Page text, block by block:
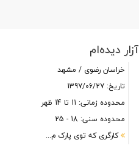
آزار دیده‌ام
خراسان رضوی / مشهد
تاریخ: 1397/06/27
محدوده زمانی: 11 تا 14 ظهر
محدوده سنی: 18 - 25
کارگری که توی پارک م...